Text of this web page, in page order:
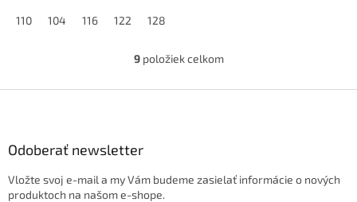
110 104 116 122 128
O
l
e
9položiek celkom
Odoberať newsletter
Vložte svoj e-mail a my Vám budeme zasielať informácie o nových
produktoch na našom e-shope.